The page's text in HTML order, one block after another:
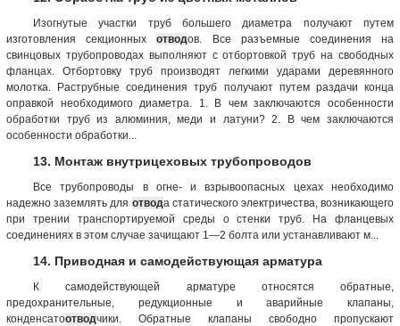
Изогнутые участки труб большего диаметра получают путем
изготовления секционныхотводов. Все разъемные соединения на
свинцовых трубопроводах выполняют с отбортовкой труб на свободных
фланцах. Отбортовку труб производят легкими ударами деревянного
молотка. Раструбные соединения труб получают путем раздачи конца
оправкой необходимого диаметра. 1. В чем заключаются особенности
обработки труб из алюминия, меди и латуни? 2. В чем заключаются
особенности обработки...
13. Монтаж внутрицеховых трубопроводов
Все трубопроводы в огне- и взрывоопасных цехах необходимо
надежно заземлять для отвода статического электричества, возникающего
при трении транспортируемой среды о стенки труб. На фланцевых
соединениях в этом случае зачищают 1—2 болта или устанавливают м...
14. Приводная и самодействующая арматура
К самодействующей арматуре относятся обратные,
предохранительные, редукционные и аварийные клапаны,
конденсатоотводчики. Обратные клапаны свободно пропускают